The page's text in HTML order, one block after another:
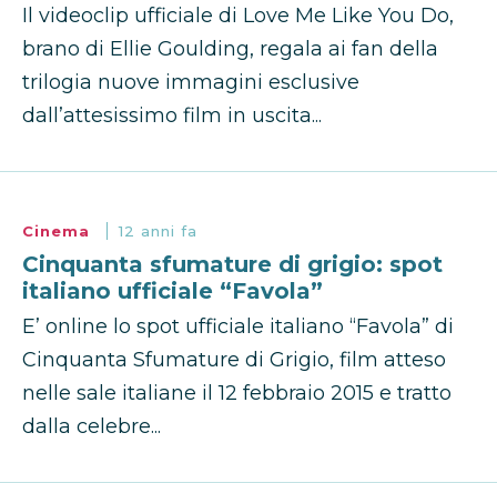
Il videoclip ufficiale di Love Me Like You Do,
brano di Ellie Goulding, regala ai fan della
trilogia nuove immagini esclusive
dall’attesissimo film in uscita...
Cinema 12 anni fa
Cinquanta sfumature di grigio: spot
italiano ufficiale “Favola”
E’ online lo spot ufficiale italiano “Favola” di
Cinquanta Sfumature di Grigio, film atteso
nelle sale italiane il 12 febbraio 2015 e tratto
dalla celebre...